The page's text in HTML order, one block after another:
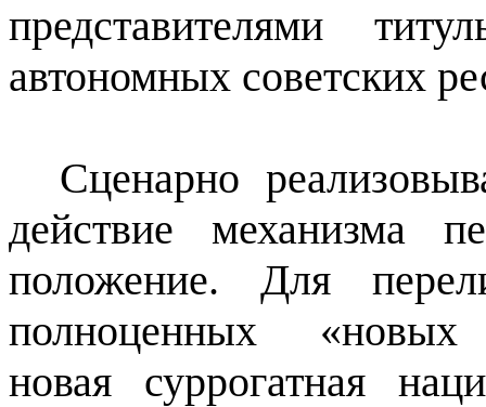
представителями
автономных советских
Сценарно
действие механизма
положение. Для
полноценных
«новых
новая суррогатная